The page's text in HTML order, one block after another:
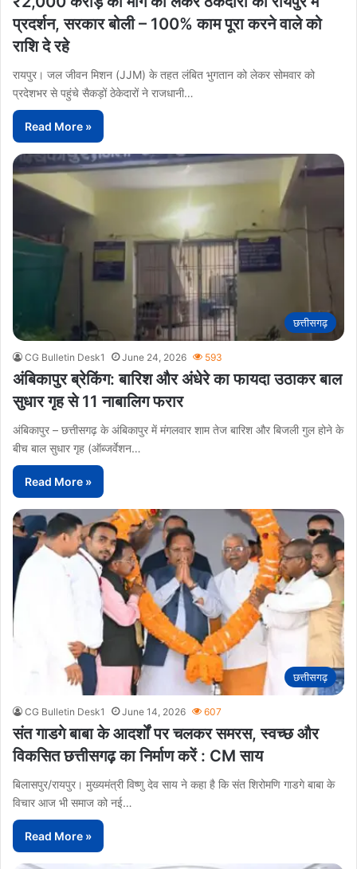
प्रदर्शन, सरकार बोली – 100% काम पूरा करने वाले को
राशि दे रहे
रायपुर। जल जीवन मिशन (JJM) के तहत लंबित भुगतान को लेकर सोमवार को
प्रदेशभर से पहुंचे सैकड़ों ठेकेदारों ने राजधानी…
Read More »
छत्तीसगढ़
CG Bulletin Desk1 June 24, 2026 593
अंबिकापुर ब्रेकिंग: बारिश और अंधेरे का फायदा उठाकर बाल
सुधार गृह से 11 नाबालिग फरार
अंबिकापुर – छत्तीसगढ़ के अंबिकापुर में मंगलवार शाम तेज बारिश और बिजली गुल होने के
बीच बाल सुधार गृह (ऑब्जर्वेशन…
Read More »
छत्तीसगढ़
CG Bulletin Desk1 June 14, 2026 607
संत गाडगे बाबा के आदर्शों पर चलकर समरस, स्वच्छ और
विकसित छत्तीसगढ़ का निर्माण करें : CM साय
बिलासपुर/रायपुर। मुख्यमंत्री विष्णु देव साय ने कहा है कि संत शिरोमणि गाडगे बाबा के
विचार आज भी समाज को नई…
Read More »